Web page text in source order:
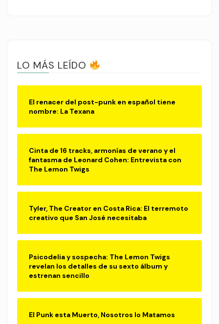
LO MÁS LEÍDO
El renacer del post-punk en español tiene
nombre: La Texana
Cinta de 16 tracks, armonías de verano y el
fantasma de Leonard Cohen: Entrevista con
The Lemon Twigs
Tyler, The Creator en Costa Rica: El terremoto
creativo que San José necesitaba
Psicodelia y sospecha: The Lemon Twigs
revelan los detalles de su sexto álbum y
estrenan sencillo
El Punk esta Muerto, Nosotros lo Matamos